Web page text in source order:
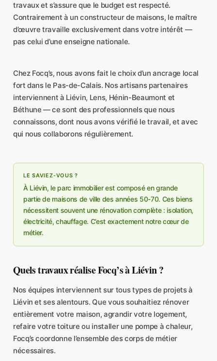
travaux et s’assure que le budget est respecté.
Contrairement à un constructeur de maisons, le maître
d’œuvre travaille exclusivement dans votre intérêt —
pas celui d’une enseigne nationale.
Chez Focq’s, nous avons fait le choix d’un ancrage local
fort dans le Pas-de-Calais. Nos artisans partenaires
interviennent à Liévin, Lens, Hénin-Beaumont et
Béthune — ce sont des professionnels que nous
connaissons, dont nous avons vérifié le travail, et avec
qui nous collaborons régulièrement.
LE SAVIEZ-VOUS ?
À Liévin, le parc immobilier est composé en grande
partie de maisons de ville des années 50-70. Ces biens
nécessitent souvent une rénovation complète : isolation,
électricité, chauffage. C’est exactement notre cœur de
métier.
Quels travaux réalise Focq’s à Liévin ?
Nos équipes interviennent sur tous types de projets à
Liévin et ses alentours. Que vous souhaitiez rénover
entièrement votre maison, agrandir votre logement,
refaire votre toiture ou installer une pompe à chaleur,
Focq’s coordonne l’ensemble des corps de métier
nécessaires.